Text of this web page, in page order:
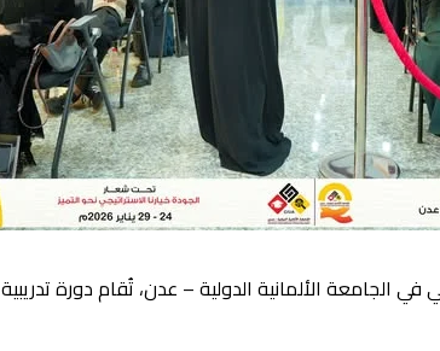
الجامعة الألمانية الدولية – عدن، تُقام دورة تدريبية